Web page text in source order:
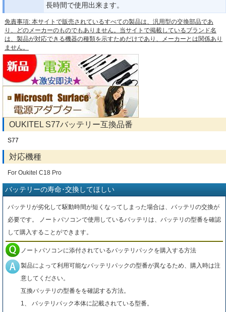
長時間で使用出来ます。
免責事項: 本サイトで販売されているすべての製品は、汎用型の交換部品であ
り、どのメーカーのものでもありません。当サイトで掲載しているブランド名
は、製品が対応できる機器の種類を示すためだけであり、メーカーとは関係あり
ません。
OUKITEL S77バッテリー互換品番
S77
対応機種
For Oukitel C18 Pro
バッテリーの寿命･交換してほしい
バッテリが劣化して駆動時間が短くなってしまった場合は、バッテリの交換が
必要です。 ノートパソコンで使用しているバッテリは、バッテリの型番を確認
して購入することができます。
ノートパソコンに添付されているバッテリパックを購入する方法
製品によって利用可能なバッテリパックの型番が異なるため、購入時は注
意してください。
互換バッテリの型番をを確認する方法。
1、 バッテリパック本体に記載されている型番。